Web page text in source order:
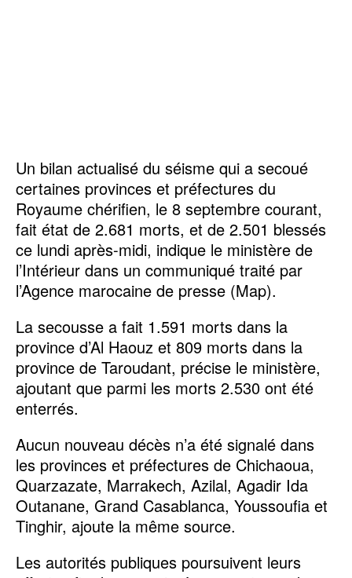
Un bilan actualisé du séisme qui a secoué
certaines provinces et préfectures du
Royaume chérifien, le 8 septembre courant,
fait état de 2.681 morts, et de 2.501 blessés
ce lundi après-midi, indique le ministère de
l’Intérieur dans un communiqué traité par
l’Agence marocaine de presse (Map).
La secousse a fait 1.591 morts dans la
province d’Al Haouz et 809 morts dans la
province de Taroudant, précise le ministère,
ajoutant que parmi les morts 2.530 ont été
enterrés.
Aucun nouveau décès n’a été signalé dans
les provinces et préfectures de Chichaoua,
Quarzazate, Marrakech, Azilal, Agadir Ida
Outanane, Grand Casablanca, Youssoufia et
Tinghir, ajoute la même source.
Les autorités publiques poursuivent leurs